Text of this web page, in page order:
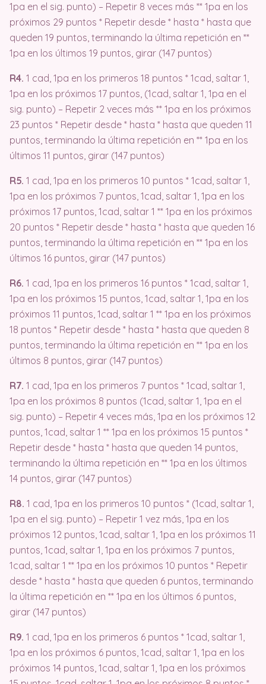
1pa en el sig. punto) – Repetir 8 veces más ** 1pa en los
próximos 29 puntos * Repetir desde * hasta * hasta que
queden 19 puntos, terminando la última repetición en **
1pa en los últimos 19 puntos, girar (147 puntos)
R4. 1 cad, 1pa en los primeros 18 puntos * 1cad, saltar 1,
1pa en los próximos 17 puntos, (1cad, saltar 1, 1pa en el
sig. punto) – Repetir 2 veces más ** 1pa en los próximos
23 puntos * Repetir desde * hasta * hasta que queden 11
puntos, terminando la última repetición en ** 1pa en los
últimos 11 puntos, girar (147 puntos)
R5. 1 cad, 1pa en los primeros 10 puntos * 1cad, saltar 1,
1pa en los próximos 7 puntos, 1cad, saltar 1, 1pa en los
próximos 17 puntos, 1cad, saltar 1 ** 1pa en los próximos
20 puntos * Repetir desde * hasta * hasta que queden 16
puntos, terminando la última repetición en ** 1pa en los
últimos 16 puntos, girar (147 puntos)
R6. 1 cad, 1pa en los primeros 16 puntos * 1cad, saltar 1,
1pa en los próximos 15 puntos, 1cad, saltar 1, 1pa en los
próximos 11 puntos, 1cad, saltar 1 ** 1pa en los próximos
18 puntos * Repetir desde * hasta * hasta que queden 8
puntos, terminando la última repetición en ** 1pa en los
últimos 8 puntos, girar (147 puntos)
R7. 1 cad, 1pa en los primeros 7 puntos * 1cad, saltar 1,
1pa en los próximos 8 puntos (1cad, saltar 1, 1pa en el
sig. punto) – Repetir 4 veces más, 1pa en los próximos 12
puntos, 1cad, saltar 1 ** 1pa en los próximos 15 puntos *
Repetir desde * hasta * hasta que queden 14 puntos,
terminando la última repetición en ** 1pa en los últimos
14 puntos, girar (147 puntos)
R8. 1 cad, 1pa en los primeros 10 puntos * (1cad, saltar 1,
1pa en el sig. punto) – Repetir 1 vez más, 1pa en los
próximos 12 puntos, 1cad, saltar 1, 1pa en los próximos 11
puntos, 1cad, saltar 1, 1pa en los próximos 7 puntos,
1cad, saltar 1 ** 1pa en los próximos 10 puntos * Repetir
desde * hasta * hasta que queden 6 puntos, terminando
la última repetición en ** 1pa en los últimos 6 puntos,
girar (147 puntos)
R9. 1 cad, 1pa en los primeros 6 puntos * 1cad, saltar 1,
1pa en los próximos 6 puntos, 1cad, saltar 1, 1pa en los
próximos 14 puntos, 1cad, saltar 1, 1pa en los próximos